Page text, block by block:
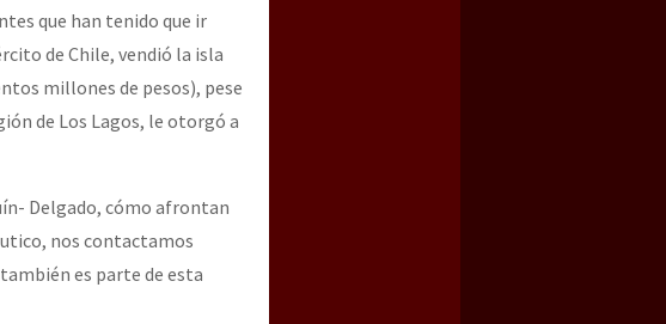
que han tenido que ir
de Chile, vendió la isla
millones de pesos), pese
de Los Lagos, le otorgó a
Delgado, cómo afrontan
nos contactamos
es parte de esta